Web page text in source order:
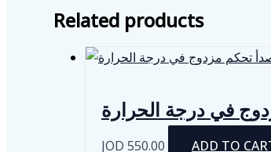
Related products
في درجة الحرارة
JOD 550.00 ADD TO